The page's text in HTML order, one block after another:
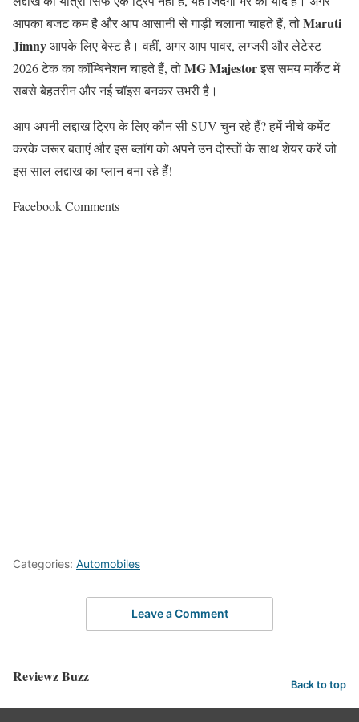
आपका बजट कम है और आप आसानी से गाड़ी चलाना चाहते हैं,तोMaruti
Jimnyआपके लिए बेस्ट है। वहीं, अगर आप पावर,लग्जरी और लेटेस्ट
2026टेक का कॉम्बिनेशन चाहते हैं,तोMG Majestorइस समय मार्केट में
सबसे बेहतरीन और नई चॉइस बनकर उभरी है।
आप अपनी लद्दाख ट्रिप के लिए कौन सीSUVचुन रहे हैं?हमें नीचे कमेंट
करके जरूर बताएं और इस ब्लॉग को अपने उन दोस्तों के साथ शेयर करें जो
इस साल लद्दाख का प्लान बना रहे हैं!
Facebook Comments
Categories: Automobiles
Leave a Comment
Reviewz Buzz Back to top